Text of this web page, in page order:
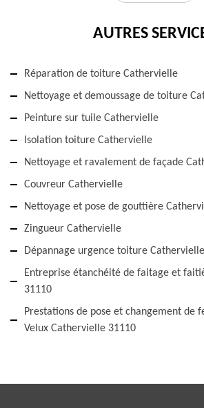
AUTRES
Réparation de toiture Cathervielle
Nettoyage et demoussage de toiture
Peinture sur tuile Cathervielle
Isolation toiture Cathervielle
Nettoyage et ravalement de façade
Couvreur Cathervielle
Nettoyage et pose de gouttière
Zingueur Cathervielle
Dépannage urgence toiture
Entreprise étanchéité de faitage et
31110
Prestations de pose et changement de
Velux Cathervielle 31110